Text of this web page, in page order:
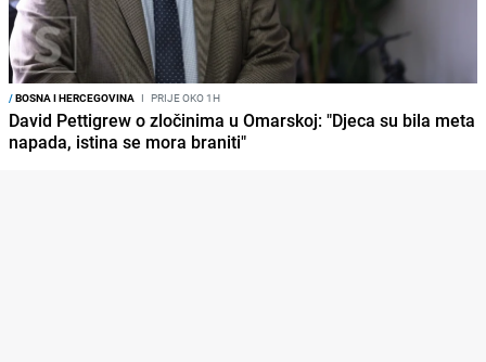
/BOSNA I HERCEGOVINA I PRIJE OKO 1H
David Pettigrew o zločinima u Omarskoj: "Djeca su bila meta
napada, istina se mora braniti"